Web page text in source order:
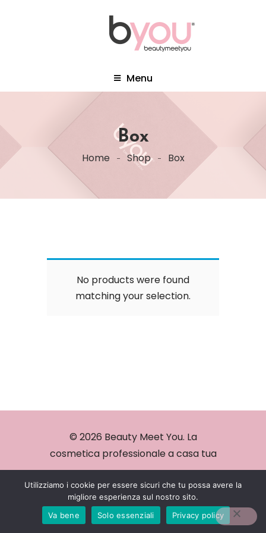
Menu
Box
Home Shop Box
No products were found
matching your selection.
© 2026 Beauty Meet You. La
cosmetica professionale a casa tua
Utilizziamo i cookie per essere sicuri che tu possa avere la
migliore esperienza sul nostro sito.
Va bene
Solo essenziali Privacy policy